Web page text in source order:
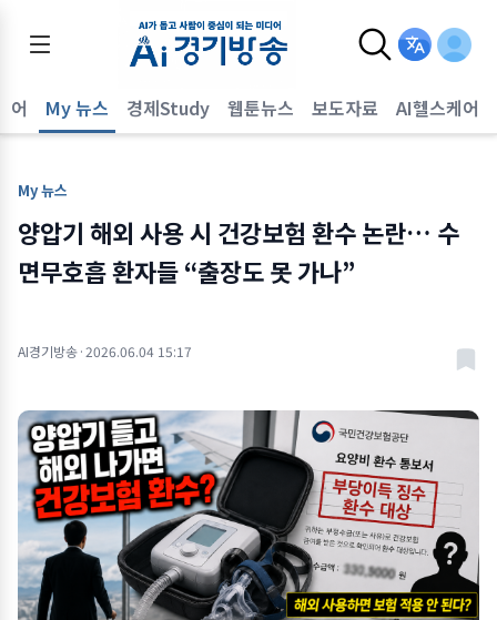
어 My 뉴스 경제Study 웹툰뉴스 보도자료 AI헬스케어
My 뉴스
양압기 해외 사용 시 건강보험 환수 논란… 수
면무호흡 환자들 “출장도 못 가나”
AI경기방송·2026.06.04 15:17